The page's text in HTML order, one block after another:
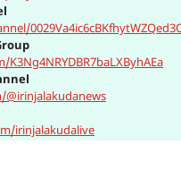
irinjalakudalive